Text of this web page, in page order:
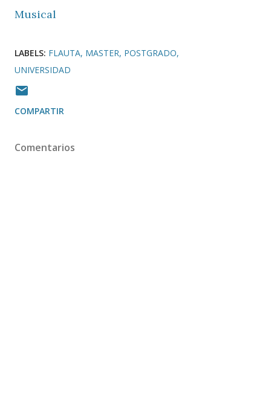
Musical
LABELS: FLAUTA MASTER POSTGRADO
UNIVERSIDAD
COMPARTIR
Comentarios